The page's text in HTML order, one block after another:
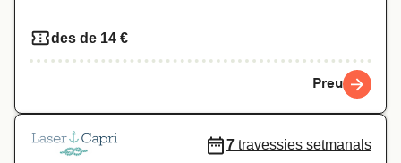
des de 14 €
Preu
7 travessies setmanals